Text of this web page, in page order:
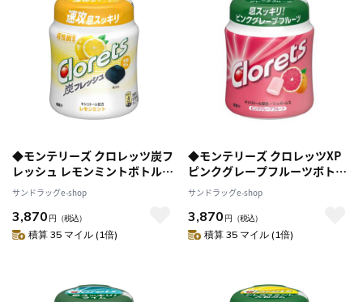
◆モンテリーズ クロレッツ炭フ
レッシュ レモンミントボトル
112g [6個セット]
サンドラッグe-shop
3,870 円 （税込）
積算 35 マイル (1倍)
◆モンテリーズ クロレッツXP
ピンクグレープフルーツボトル
130g [6個セット]
サンドラッグe-shop
3,870 円 （税込）
積算 35 マイル (1倍)